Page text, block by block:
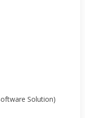
Solution)